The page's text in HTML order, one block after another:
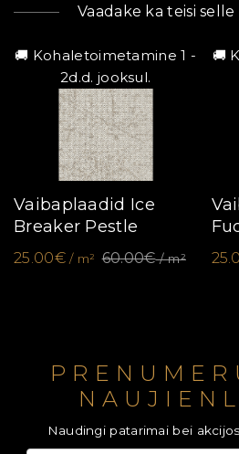
Vaadake ka teisi
🚚 Kohaletoimetamine 1 -
2d.d. jooksul.
Vaibaplaadid Ice
Breaker Pestle
25.00€/ m² 60.00€/ m²
🚚
Naudingi patarimai bei